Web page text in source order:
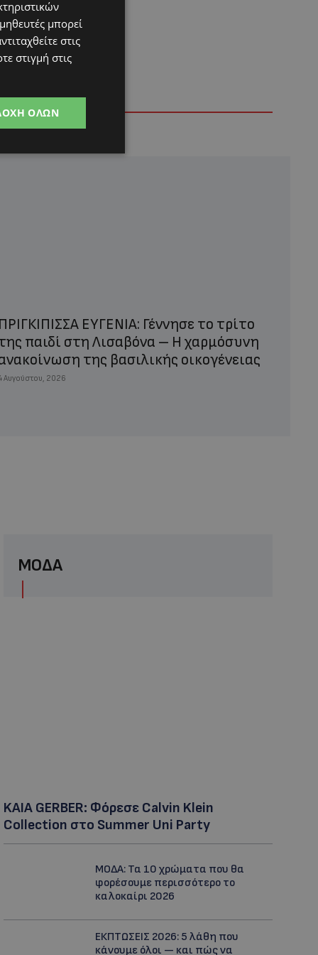
ΠΡΙΓΚΙΠΙΣΣΑ ΕΥΓΕΝΙΑ: Γέννησε το τρίτο
παιδί στη Λισαβόνα – Η χαρμόσυνη
της βασιλικής οικογένειας
Αυγούστου, 2026
ΜΟΔΑ
KAIA GERBER: Φόρεσε Calvin Klein
Collection στο Summer Uni Party
ΜΟΔΑ: Τα 10 χρώματα που θα
φορέσουμε περισσότερο το
καλοκαίρι 2026
ΕΚΠΤΩΣΕΙΣ 2026: 5 λάθη που
κάνουμε όλοι — και πώς να
μπορεί
στις
στιγμή στις
ΌΛΩΝ